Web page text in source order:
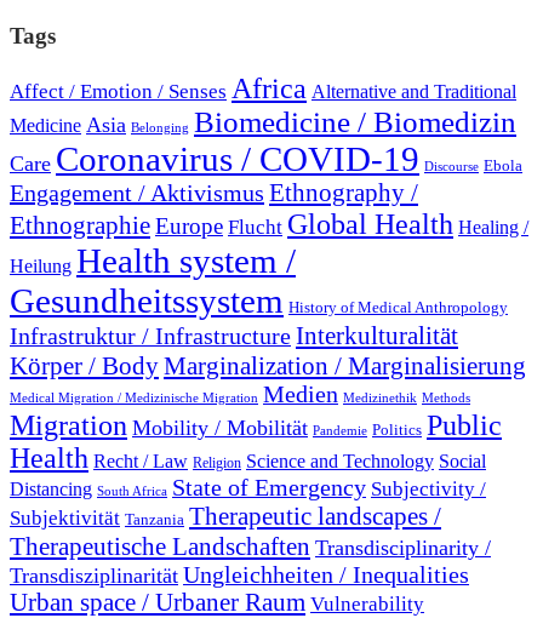
Tags
Affect / Emotion / Senses Africa Alternative and Traditional
Medicine Asia Belonging Biomedicine / Biomedizin
Care Coronavirus / COVID-19 Discourse Ebola
Engagement / Aktivismus Ethnography /
EthnographieEurope Flucht Global Health Healing /
Heilung Health system /
Gesundheitssystem History of Medical Anthropology
Infrastruktur / InfrastructureInterkulturalität
Körper / BodyMarginalization / Marginalisierung
Medical Migration / Medizinische Migration Medien Medizinethik Methods
Migration Mobility / Mobilität Pandemie Politics Public
Health Recht / Law Religion Science and Technology Social
Distancing South Africa State of Emergency Subjectivity /
Subjektivität Tanzania Therapeutic landscapes /
Therapeutische Landschaften Transdisciplinarity /
Transdisziplinarität Ungleichheiten / Inequalities
Urban space / Urbaner Raum Vulnerability